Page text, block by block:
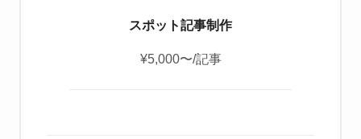
スポット記事制作
¥5,000〜/記事